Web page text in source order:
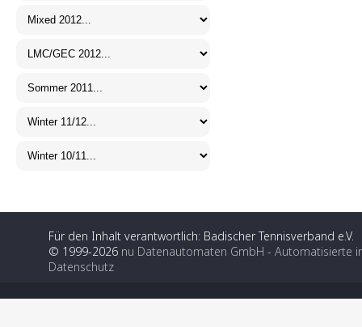
Für den Inhalt verantwortlich: Badischer Tennisverband e.V.
© 1999-2026 nu Datenautomaten GmbH - Automatisierte
Datenschutz